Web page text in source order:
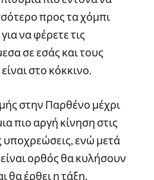
προς τα χόμπι
να φέρετε τις
σε εσάς και τους
στο κόκκινο.
στην Παρθένο μέχρι
πιο αργή κίνηση στις
υποχρεώσεις, ενώ μετά
ορθός θα κυλήσουν
θα έρθει η τάξη.